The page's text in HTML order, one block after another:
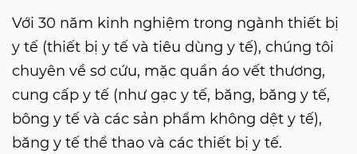
Với 30 năm kinh nghiệm trong ngành thiết bị
y tế (thiết bị y tế và tiêu dùng y tế), chúng tôi
chuyên về sơ cứu, mặc quần áo vết thương,
cung cấp y tế (như gạc y tế, băng, băng y tế,
bông y tế và các sản phẩm không dệt y tế),
băng y tế thể thao và các thiết bị y tế.